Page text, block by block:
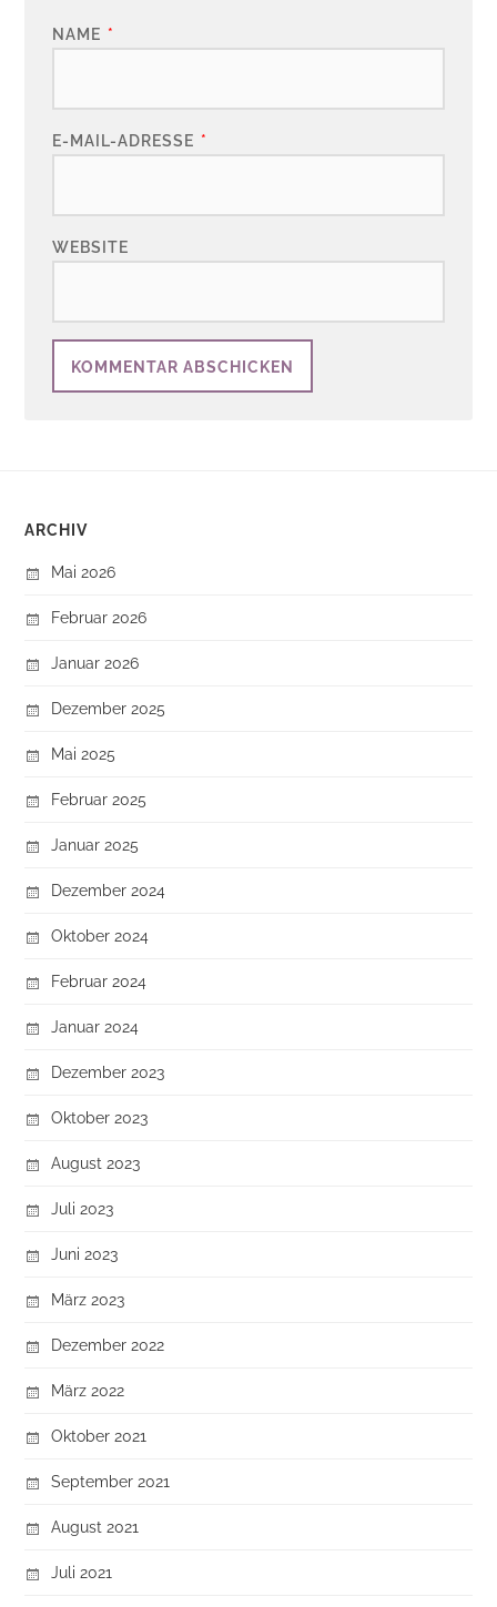
NAME *
E-MAIL-ADRESSE *
WEBSITE
ARCHIV
Mai 2026
Februar 2026
Januar 2026
Dezember 2025
Mai 2025
Februar 2025
Januar 2025
Dezember 2024
Oktober 2024
Februar 2024
Januar 2024
Dezember 2023
Oktober 2023
August 2023
Juli 2023
Juni 2023
März 2023
Dezember 2022
März 2022
Oktober 2021
September 2021
August 2021
Juli 2021